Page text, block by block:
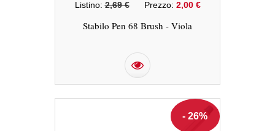
Listino:2,69 €Prezzo: 2,00 €
Stabilo Pen 68 Brush - Viola
- 26%